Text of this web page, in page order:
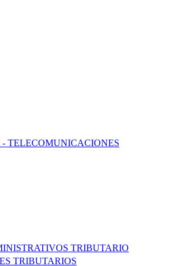
TELECOMUNICACIONES
TRIBUTARIO
TRIBUTARIOS